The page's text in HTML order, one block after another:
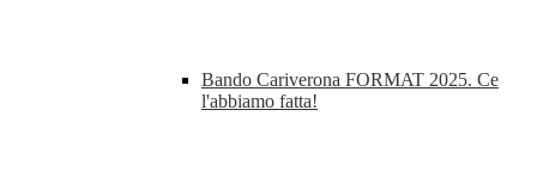
Bando Cariverona FORMAT 2025. Ce
l'abbiamo fatta!